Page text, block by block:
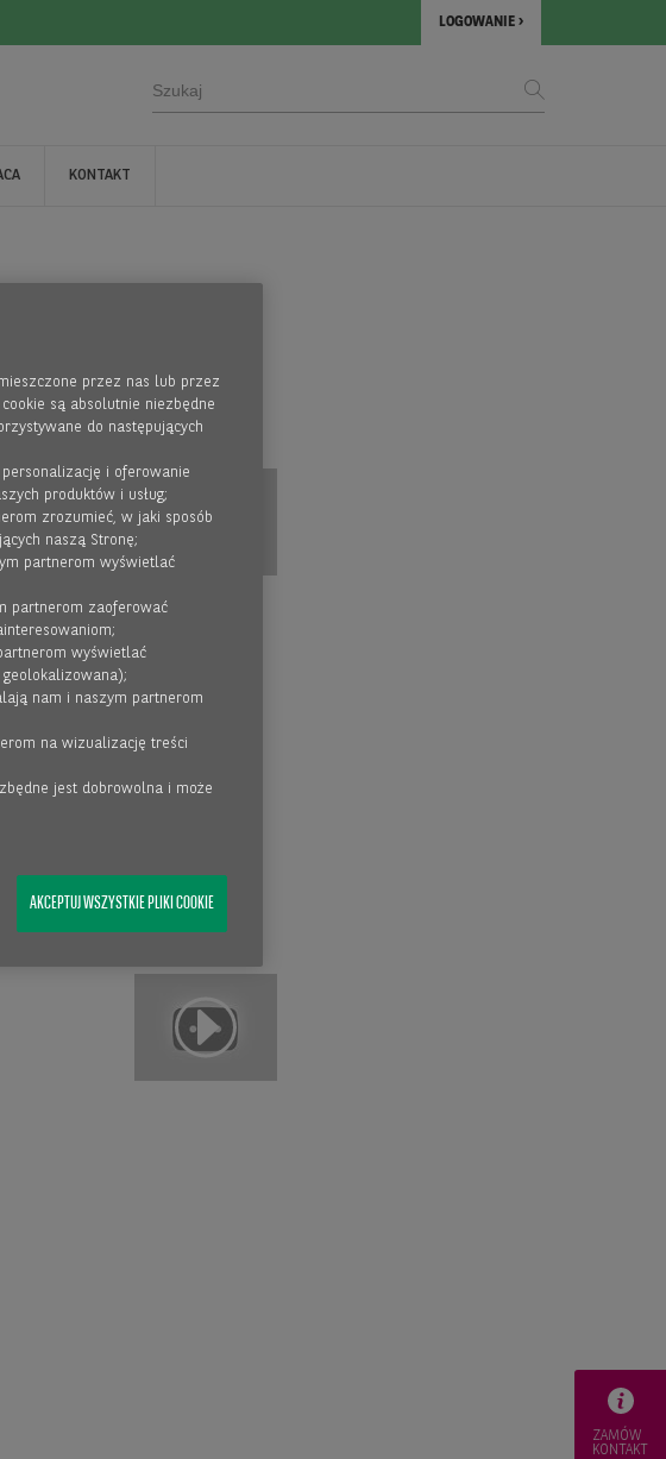
LOGOWANIE
KONTAKT
ZAMÓW
KONTAKT
przez nas lub przez
są absolutnie niezbędne
do następujących
i oferowanie
produktów i usług;
zrozumieć, w jaki sposób
naszą Stronę;
partnerom wyświetlać
partnerom zaoferować
wyświetlać
nam i naszym partnerom
na wizualizację treści
jest dobrowolna i może
AKCEPTUJ WSZYSTKIE PLIKI COOKIE